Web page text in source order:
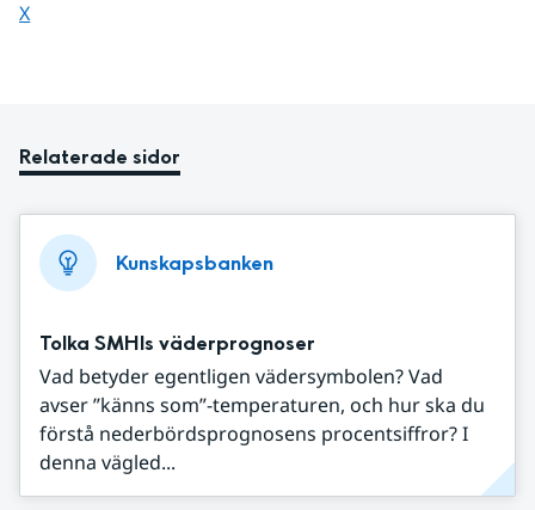
Dela sidan på
X
Relaterade sidor
Kunskapsbanken
Tolka SMHIs väderprognoser
Vad betyder egentligen vädersymbolen? Vad
avser ”känns som”-temperaturen, och hur ska du
förstå nederbördsprognosens procentsiffror? I
denna vägled...